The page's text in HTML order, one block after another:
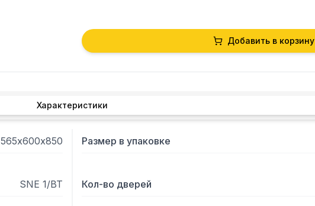
- Материал корпуса: нержавеющая сталь;
- Материал столешницы: нержавеющая сталь;
- С бортом;
Добавить в корзину
Характеристики
565х600х850 Размер в упаковке
SNE 1/BT Кол-во дверей